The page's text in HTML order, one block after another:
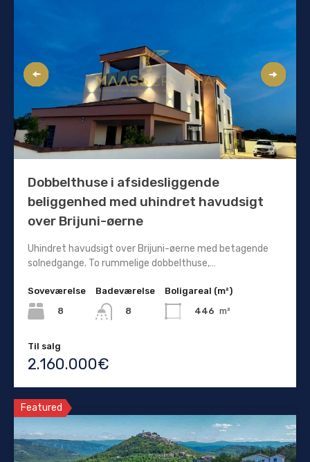
Dobbelthuse i afsidesliggende
beliggenhed med uhindret havudsigt
over Brijuni-øerne
Uhindret havudsigt over Brijuni-øerne med betagende
solnedgange. To rummelige dobbelthuse,…
Soveværelse
8
Badeværelse
8
Boligareal (m²)
446 m²
Til salg
2.160.000€
Featured